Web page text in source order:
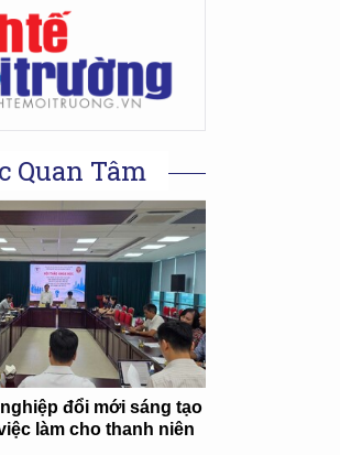
Quan Tâm
đổi mới sáng tạo
làm cho thanh niên